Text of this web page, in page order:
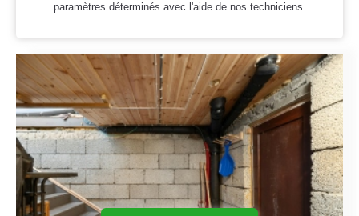
paramètres déterminés avec l'aide de nos techniciens.